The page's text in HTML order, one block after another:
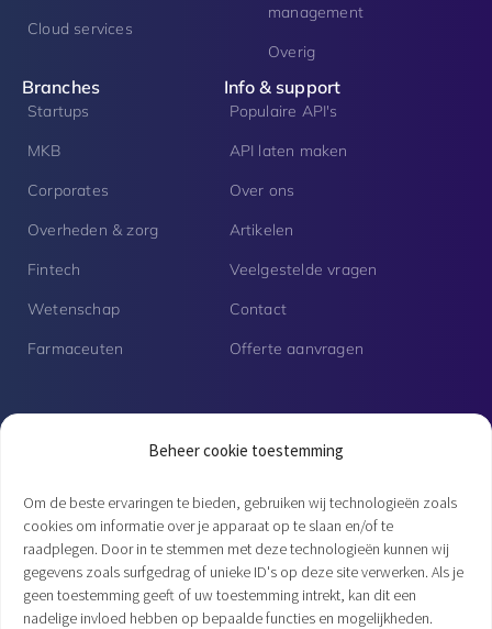
Beheer cookie toestemming
Om de beste ervaringen te bieden, gebruiken wij technologieën zoals
cookies om informatie over je apparaat op te slaan en/of te
raadplegen. Door in te stemmen met deze technologieën kunnen wij
gegevens zoals surfgedrag of unieke ID's op deze site verwerken. Als je
geen toestemming geeft of uw toestemming intrekt, kan dit een
nadelige invloed hebben op bepaalde functies en mogelijkheden.
Branches
Startups
MKB
Corporates
Overheden & zorg
Fintech
Wetenschap
Farmaceuten
Cloud services
management
Overig
Info & support
Populaire API's
API laten maken
Over ons
Artikelen
Veelgestelde vragen
Contact
Offerte aanvragen
PHP developer | Open sollicitatie